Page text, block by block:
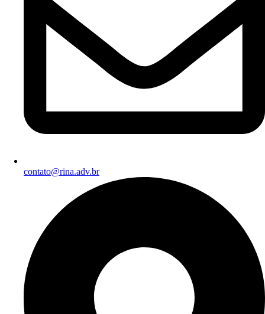
contato@rina.adv.br